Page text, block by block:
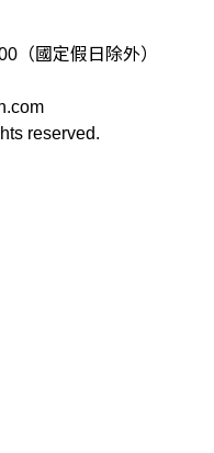
（國定假日除外）
reserved.